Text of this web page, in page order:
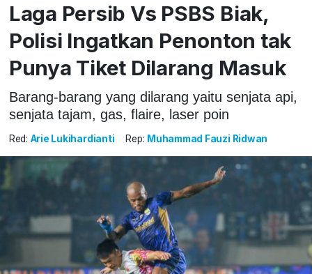
Laga Persib Vs PSBS Biak,
Polisi Ingatkan Penonton tak
Punya Tiket Dilarang Masuk
Barang-barang yang dilarang yaitu senjata api,
senjata tajam, gas, flaire, laser poin
Red: Arie Lukihardianti Rep: Muhammad Fauzi Ridwan